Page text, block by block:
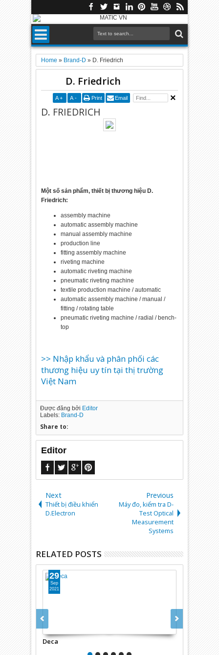
Home » Brand-D » D. Friedrich
D. Friedrich
A + A - Print Email
D. FRIEDRICH
Một số sản phẩm, thiết bị thương hiệu D.
Friedrich:
assembly machine
automatic assembly machine
manual assembly machine
production line
fitting assembly machine
riveting machine
automatic riveting machine
pneumatic riveting machine
textile production machine / automatic
automatic assembly machine / manual /
fitting / rotating table
pneumatic riveting machine / radial / bench-
top
>> Nhập khẩu và phân phối các
thương hiệu uy tín tại thị trường
Việt Nam
Được đăng bởi Editor
Labels: Brand-D
Share to:
Editor
Next
Thiết bị điều khiển
D.Electron
Previous
Máy đo, kiểm tra D-
Test Optical
Measurement
Systems
RELATED POSTS
Deca
29
Sep
2021